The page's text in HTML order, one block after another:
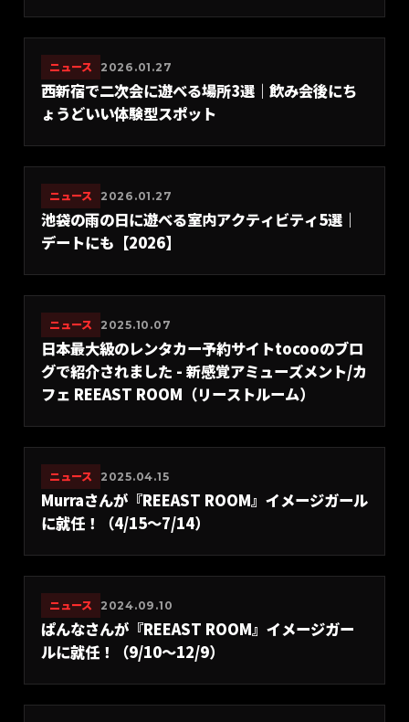
ニュース 2026.01.27
西新宿で二次会に遊べる場所3選｜飲み会後にち
ょうどいい体験型スポット
ニュース 2026.01.27
池袋の雨の日に遊べる室内アクティビティ5選｜
デートにも【2026】
ニュース 2025.10.07
日本最大級のレンタカー予約サイトtocooのブロ
グで紹介されました - 新感覚アミューズメント/カ
フェ REEAST ROOM（リーストルーム）
ニュース 2025.04.15
Murraさんが『REEAST ROOM』イメージガール
に就任！（4/15〜7/14）
ニュース 2024.09.10
ぱんなさんが『REEAST ROOM』イメージガー
ルに就任！（9/10〜12/9）